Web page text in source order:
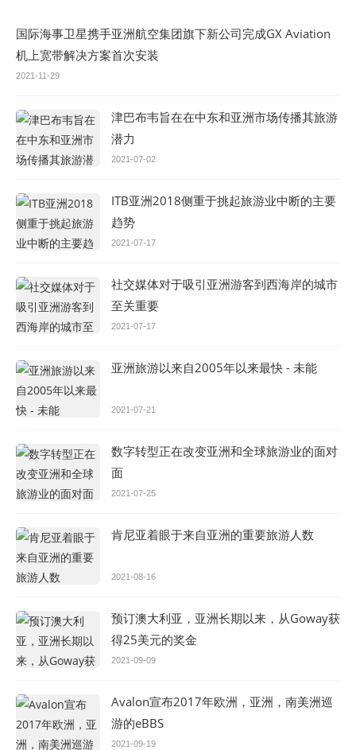
国际海事卫星携手亚洲航空集团旗下新公司完成GX Aviation
机上宽带解决方案首次安装
2021-11-29
津巴布韦旨在在中东和亚洲市场传播其旅游
潜力
2021-07-02
ITB亚洲2018侧重于挑起旅游业中断的主要
趋势
2021-07-17
社交媒体对于吸引亚洲游客到西海岸的城市
至关重要
2021-07-17
亚洲旅游以来自2005年以来最快 - 未能
2021-07-21
数字转型正在改变亚洲和全球旅游业的面对
面
2021-07-25
肯尼亚着眼于来自亚洲的重要旅游人数
2021-08-16
预订澳大利亚，亚洲长期以来，从Goway获
得25美元的奖金
2021-09-09
Avalon宣布2017年欧洲，亚洲，南美洲巡
游的eBBS
2021-09-19